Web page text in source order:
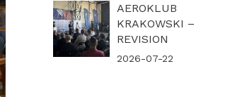
AEROKLUB
KRAKOWSKI –
REVISION
2026-07-22